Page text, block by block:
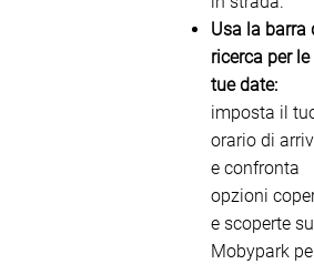
Usa la barra
ricerca per le
tue date:
imposta il
orario di
e confronta
opzioni
e scoperte su
Mobypark